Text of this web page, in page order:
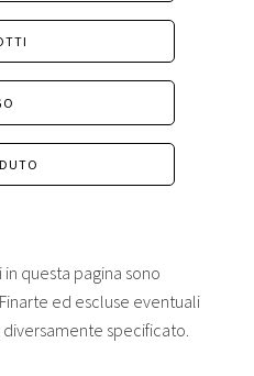
questa pagina sono
ed escluse eventuali
specificato.